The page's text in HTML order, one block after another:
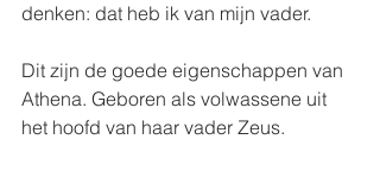
denken: dat heb ik van mijn vader.
Dit zijn de goede eigenschappen van
Athena. Geboren als volwassene uit
het hoofd van haar vader Zeus.